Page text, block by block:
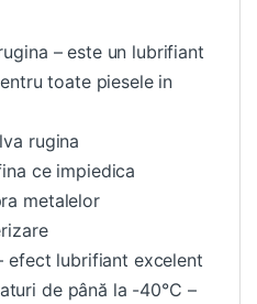
– este un lubrifiant
toate piesele in
rugina
ce impiedica
metalelor
efect lubrifiant excelent
de până la -40°C –